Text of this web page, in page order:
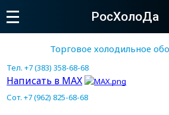
РосХолоДа
Торговое холодильное
Тел. +7 (383) 358-68-68
Написать в MAX
Сот. +7 (962) 825-68-68